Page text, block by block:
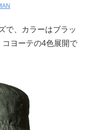
で、カラーはブラッ
ヨーテの4色展開で